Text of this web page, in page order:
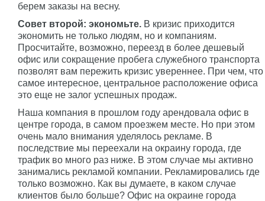
берем заказы на весну.
Совет второй: экономьте. В кризис приходится
экономить не только людям, но и компаниям.
Просчитайте, возможно, переезд в более дешевый
офис или сокращение пробега служебного транспорта
позволят вам пережить кризис увереннее. При чем, что
самое интересное, центральное расположение офиса
это еще не залог успешных продаж.
Наша компания в прошлом году арендовала офис в
центре города, в самом проезжем месте. Но при этом
очень мало внимания уделялось рекламе. В
последствие мы переехали на окраину города, где
трафик во много раз ниже. В этом случае мы активно
занимались рекламой компании. Рекламировались где
только возможно. Как вы думаете, в каком случае
клиентов было больше? Офис на окраине города